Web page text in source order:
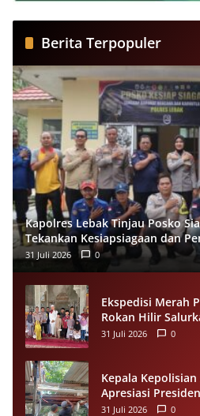
Berita Terpopuler
Kapolres Lebak Tinjau Posko
Tekankan Kesiapsiagaan dan
Hutan
31 Juli 2026 0
Ekspedisi Merah
Rokan Hilir
untuk Anak Yatim
31 Juli 2026 0
Kepala
Apresiasi
Renovasi Rumah
31 Juli 2026 0